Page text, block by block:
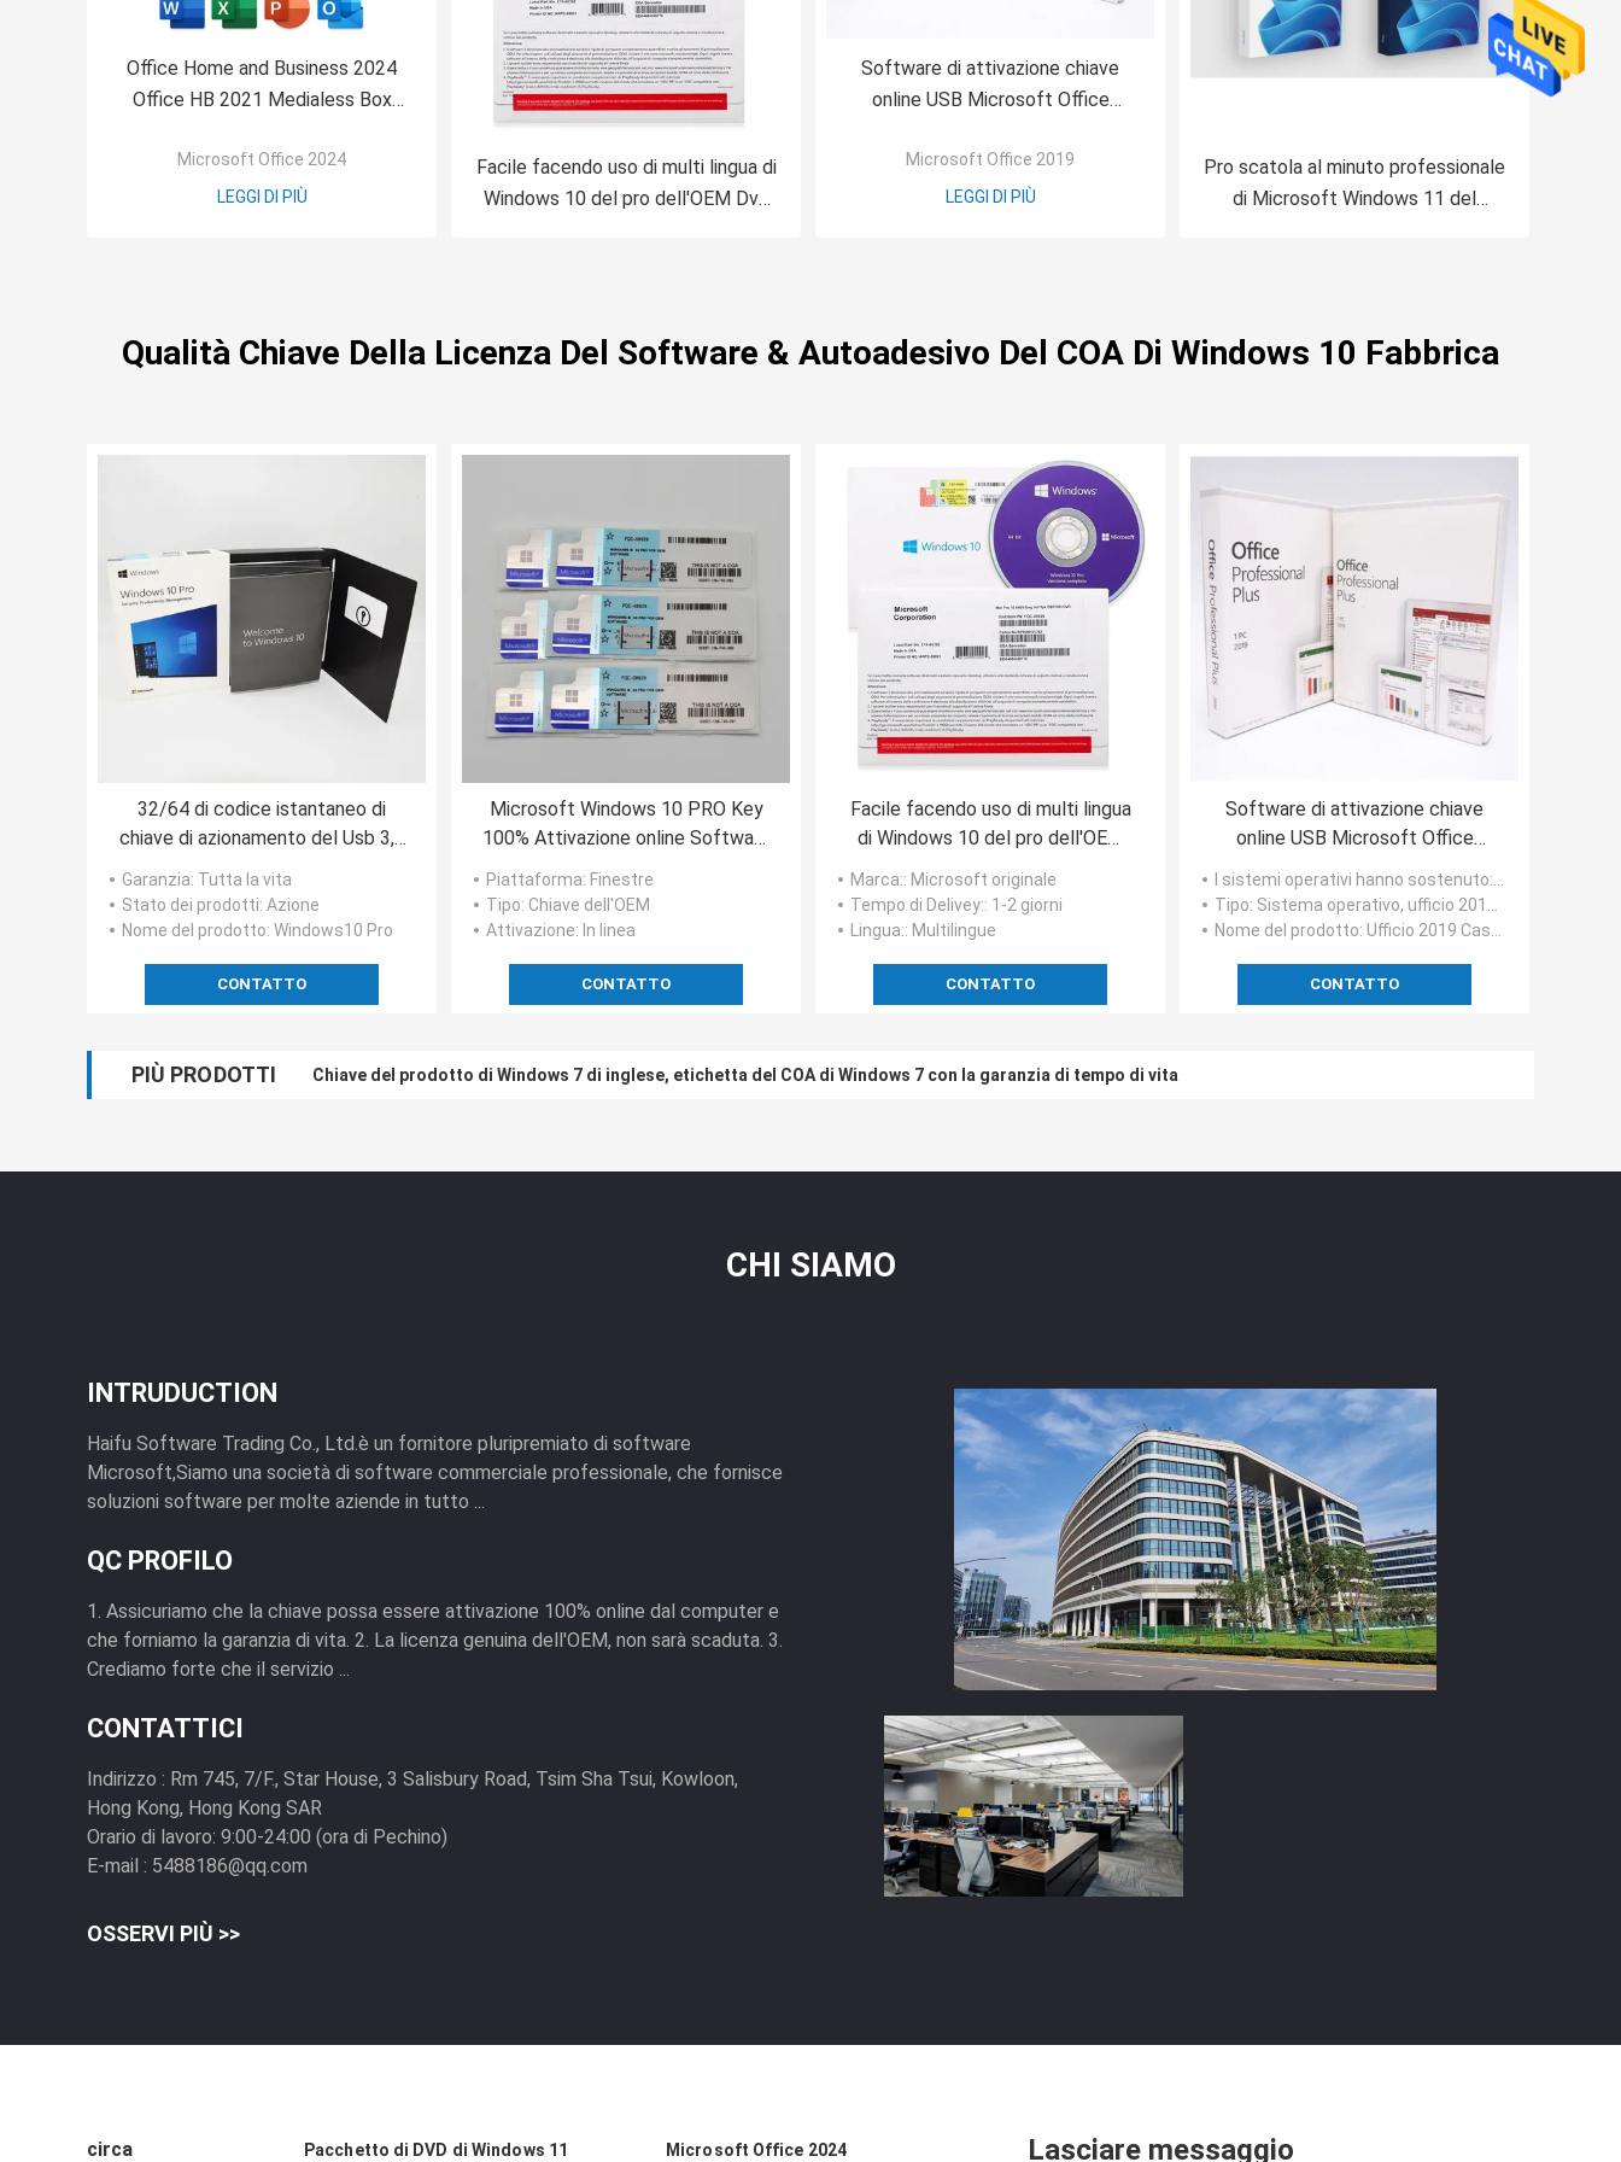
Office Home and Business 2024
Office HB 2021 Medialess Box
vincolante box al dettaglio
Microsoft Office 2024
LEGGI DI PIÙ
Facile facendo uso di multi lingua di
Windows 10 del pro dell'OEM Dvd
Software di attivazione chiave
online USB Microsoft Office
Microsoft Office 2019
LEGGI DI PIÙ
Pro scatola al minuto professionale
di Microsoft Windows 11 del
Qualità Chiave Della Licenza Del Software & Autoadesivo Del COA Di Windows 10 Fabbrica
32/64 di codice istantaneo di
chiave di azionamento del Usb 3,0
Microsoft Windows 10 del bit pro
Garanzia: Tutta la vita
Stato dei prodotti: Azione
Nome del prodotto: Windows10 Pro
CONTATTO
Microsoft Windows 10 PRO Key
100% Attivazione online Software
Piattaforma: Finestre
Tipo: Chiave dell'OEM
Attivazione: In linea
CONTATTO
Facile facendo uso di multi lingua
di Windows 10 del pro dell'OEM
Marca:: Microsoft originale
Tempo di Delivey:: 1-2 giorni
Lingua:: Multilingue
CONTATTO
Software di attivazione chiave
online USB Microsoft Office
I sistemi operativi hanno sostenuto: Finestre
Tipo: Sistema operativo, ufficio 2019 casa e studente
Nome del prodotto: Ufficio 2019 Casa e lavoro
CONTATTO
PIÙ PRODOTTI Chiave del prodotto di Windows 7 di inglese, etichetta del COA di Windows 7 con la garanzia di tempo di vita
CHI SIAMO
INTRUDUCTION
Haifu Software Trading Co., Ltd.è un fornitore pluripremiato di software
Microsoft,Siamo una società di software commerciale professionale, che fornisce
soluzioni software per molte aziende in tutto ...
QC PROFILO
1. Assicuriamo che la chiave possa essere attivazione 100% online dal computer e
che forniamo la garanzia di vita. 2. La licenza genuina dell'OEM, non sarà scaduta. 3.
Crediamo forte che il servizio ...
CONTATTICI
Indirizzo : Rm 745, 7/F., Star House, 3 Salisbury Road, Tsim Sha Tsui, Kowloon,
Hong Kong, Hong Kong SAR
Orario di lavoro: 9:00-24:00 (ora di Pechino)
E-mail : 5488186@qq.com
OSSERVI PIÙ >>
circa Pacchetto di DVD di Windows 11 Microsoft Office 2024 Lasciare messaggio